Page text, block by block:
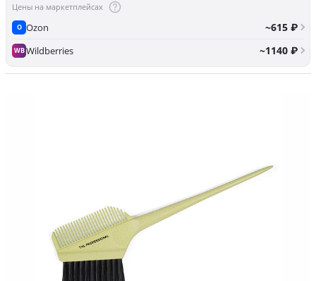
Цены на маркетплейсах
O Ozon ~615 ₽
WBWildberries ~1140 ₽